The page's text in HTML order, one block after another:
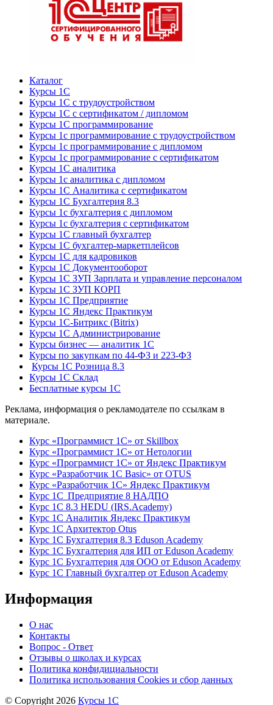
Каталог
Курсы 1С
Курсы 1С с трудоустройством
Курсы 1С с сертификатом / дипломом
Курсы 1С программирование
Курсы 1с программирование с трудоустройством
Курсы 1с программирование с дипломом
Курсы 1с программирование с сертификатом
Курсы 1С аналитика
Курсы 1с аналитика с дипломом
Курсы 1С Аналитика с сертификатом
Курсы 1С Бухгалтерия 8.3
Курсы 1с бухгалтерия с дипломом
Курсы 1с бухгалтерия с сертификатом
Курсы 1С главный бухгалтер
Курсы 1С бухгалтер-маркетплейсов
Курсы 1С для кадровиков
Курсы 1С Документооборот
Курсы 1С ЗУП Зарплата и управление персоналом
Курсы 1С ЗУП КОРП
Курсы 1С Предприятие
Курсы 1С Яндекс Практикум
Курсы 1С-Битрикс (Bitrix)
Курсы 1С Администрирование
Курсы бизнес — аналитик 1С
Курсы по закупкам по 44‑ФЗ и 223‑ФЗ
Курсы 1С Розница 8.3
Курсы 1С Склад
Бесплатные курсы 1С
Реклама, информация о рекламодателе по ссылкам в
материале.
Курс «Программист 1С» от Skillbox
Курс «Программист 1С» от Нетологии
Курс «Программист 1С» от Яндекс Практикум
Курс «Разработчик 1С Basic» от OTUS
Курс «Разработчик 1С» Яндекс Практикум
Курс 1С Предприятие 8 НАДПО
Курс 1С 8.3 HEDU (IRS.Academy)
Курс 1С Аналитик Яндекс Практикум
Курс 1С Архитектор Otus
Курс 1С Бухгалтерия 8.3 Eduson Academy
Курс 1С Бухгалтерия для ИП от Eduson Academy
Курс 1С Бухгалтерия для ООО от Eduson Academy
Курс 1С Главный бухгалтер от Eduson Academy
Информация
О нас
Контакты
Вопрос - Ответ
Отзывы о школах и курсах
Политика конфидициальности
Политика использования Cookies и сбор данных
© Copyright 2026 Курсы 1С